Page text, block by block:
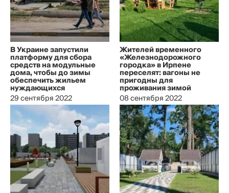
В Украине запустили
платформу для сбора
средств на модульные
дома, чтобы до зимы
обеспечить жильем
нуждающихся
29 сентября 2022
Жителей временного
«Железнодорожного
городка» в Ирпене
переселят: вагоны не
пригодны для
проживания зимой
08 сентября 2022